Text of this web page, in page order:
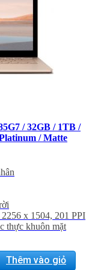
/ 32GB / 1TB /
/ Matte
x 1504, 201 PPI
thực khuôn mặt
headphone
Thêm vào giỏ